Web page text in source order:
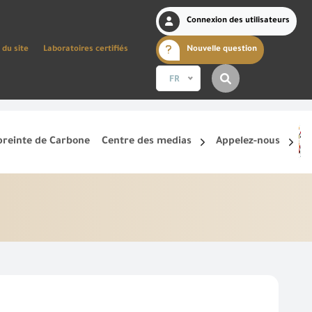
du site Laboratoires certifiés
Connexion des utilisateurs
Nouvelle question
FR
de Carbone Centre des medias Appelez-nous